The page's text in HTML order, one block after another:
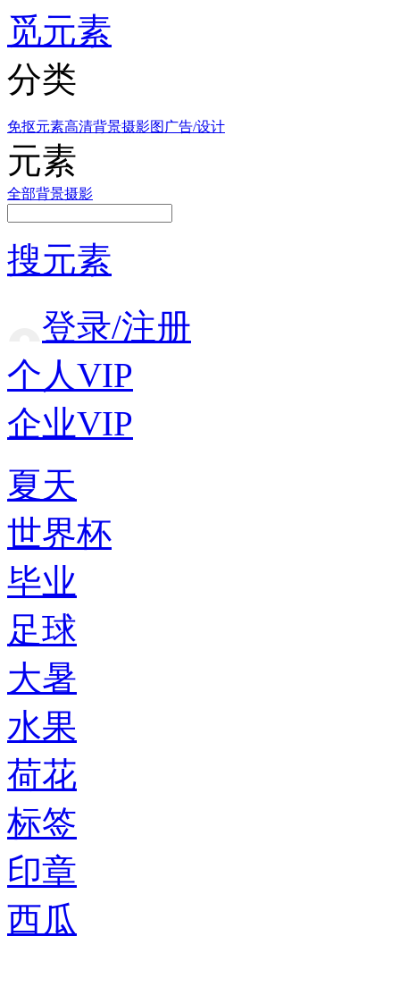
觅元素
分类
免抠元素高清背景摄影图 广告/设计
元素
全部背景摄影
搜元素
登录/注册
个人VIP
企业VIP
夏天
世界杯
毕业
足球
大暑
水果
荷花
标签
印章
西瓜